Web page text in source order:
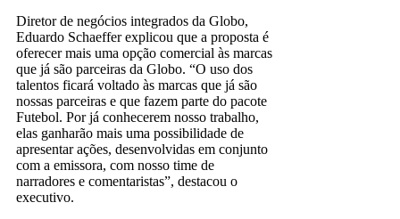
Diretor de negócios integrados da Globo,
Eduardo Schaeffer explicou que a proposta é
oferecer mais uma opção comercial às marcas
que já são parceiras da Globo. “O uso dos
talentos ficará voltado às marcas que já são
nossas parceiras e que fazem parte do pacote
Futebol. Por já conhecerem nosso trabalho,
elas ganharão mais uma possibilidade de
apresentar ações, desenvolvidas em conjunto
com a emissora, com nosso time de
narradores e comentaristas”, destacou o
executivo.